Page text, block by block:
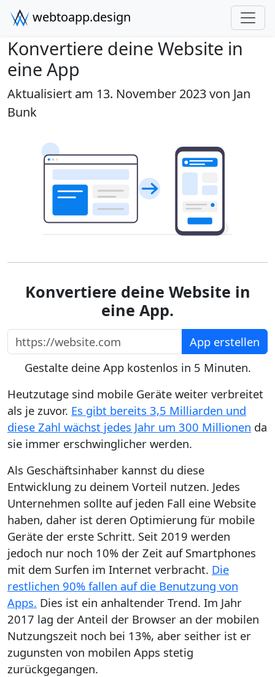
webtoapp.design
Konvertiere deine Website in
eine App
Aktualisiert am 13. November 2023 von Jan
Bunk
Konvertiere deine Website in
eine App.
https://website.com
App erstellen
Gestalte deine App kostenlos in 5 Minuten.
Heutzutage sind mobile Geräte weiter verbreitet
als je zuvor. Es gibt bereits 3,5 Milliarden und
diese Zahl wächst jedes Jahr um 300 Millionen da
sie immer erschwinglicher werden.
Als Geschäftsinhaber kannst du diese
Entwicklung zu deinem Vorteil nutzen. Jedes
Unternehmen sollte auf jeden Fall eine Website
haben, daher ist deren Optimierung für mobile
Geräte der erste Schritt. Seit 2019 werden
jedoch nur noch 10% der Zeit auf Smartphones
mit dem Surfen im Internet verbracht. Die
restlichen 90% fallen auf die Benutzung von
Apps. Dies ist ein anhaltender Trend. Im Jahr
2017 lag der Anteil der Browser an der mobilen
Nutzungszeit noch bei 13%, aber seither ist er
zugunsten von mobilen Apps stetig
zurückgegangen.